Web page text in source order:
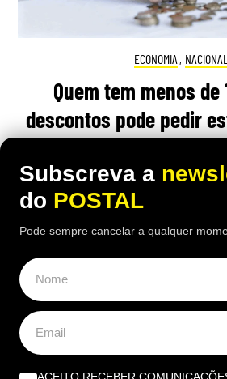
ECONOMIA , NACIONAL
Quem tem menos de
descontos pode pedir
Portugal se cumprir
17:00 7 Agosto, 2026|Rubén
Ter menos de 15 anos de
necessariamente, ficar sem
ÚLTIMAS NOTÍCIAS
Subscreva a
do POSTAL
Pode sempre cancelar a qualquer